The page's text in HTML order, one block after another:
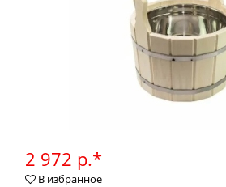
2 972 р.*
В избранное